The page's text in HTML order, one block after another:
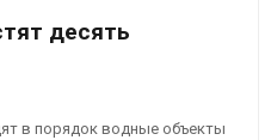
десять
в порядок водные объекты